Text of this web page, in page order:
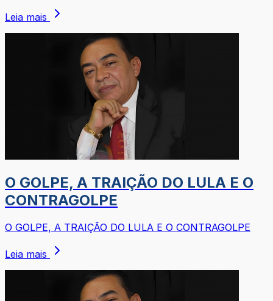
Leia mais
O GOLPE, A TRAIÇÃO DO LULA E O
CONTRAGOLPE
O GOLPE, A TRAIÇÃO DO LULA E O CONTRAGOLPE
Leia mais